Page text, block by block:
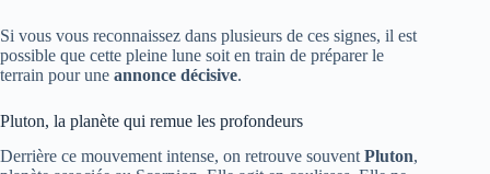
Si vous vous reconnaissez dans plusieurs de ces signes, il est
possible que cette pleine lune soit en train de préparer le
terrain pour une annonce décisive.
Pluton, la planète qui remue les profondeurs
Derrière ce mouvement intense, on retrouve souventPluton,